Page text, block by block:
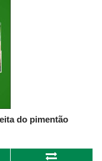
do pimentão